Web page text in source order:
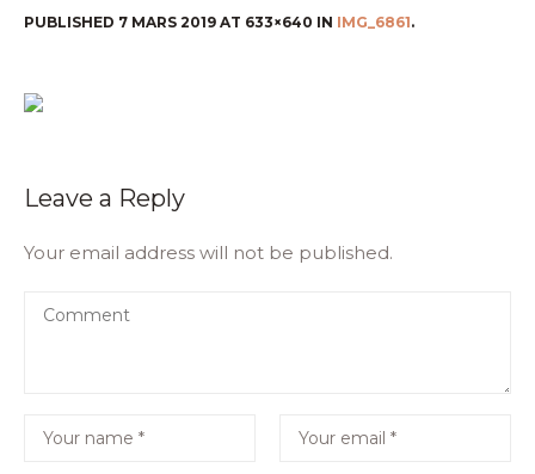
PUBLISHED 7 MARS 2019 AT 633×640 IN IMG_6861.
Leave a Reply
Your email address will not be published.